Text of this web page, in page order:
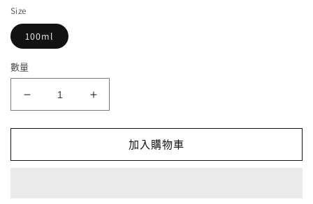
Size
100ml
數量
Serge
Lutens
大
Serge
Lutens
大
加入購物車